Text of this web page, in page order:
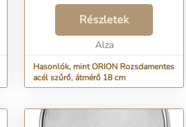
Részletek
Alza
Hasonlók, mint ORION Rozsdamentes
acél szűrő, átmérő 18 cm